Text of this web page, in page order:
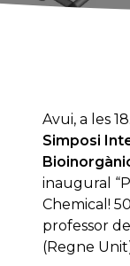
Avui, a les
Simposi
inaugural
Chemical!
professor
(Regne